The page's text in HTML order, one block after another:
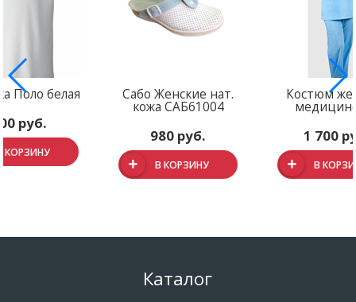
Поло белая
руб.
КОРЗИНУ
Сабо Женские нат.
кожа САБ61004
980 руб.
В КОРЗИНУ
Костюм
1 700
В
Каталог